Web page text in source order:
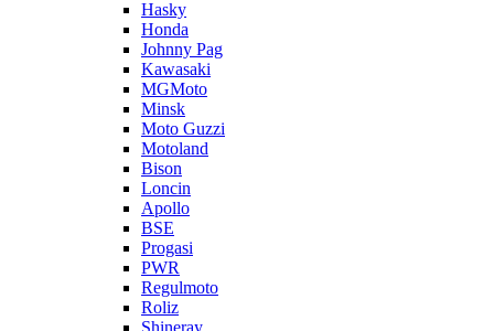
Hasky
Honda
Johnny Pag
Kawasaki
MGMoto
Minsk
Moto Guzzi
Motoland
Bison
Loncin
Apollo
BSE
Progasi
PWR
Regulmoto
Roliz
Shineray